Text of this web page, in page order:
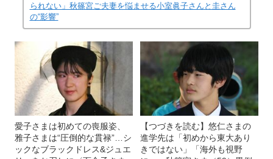
られない」秋篠宮ご夫妻を悩ませる小室眞子さんと圭さん
の“影響”
愛子さまは初めての喪服姿、
雅子さまは“圧倒的な貫禄”…シ
ックなブラックドレス&ジュエ
【つづきを読む】悠仁さまの
進学先は「初めから東大あり
きではない」「海外も視野